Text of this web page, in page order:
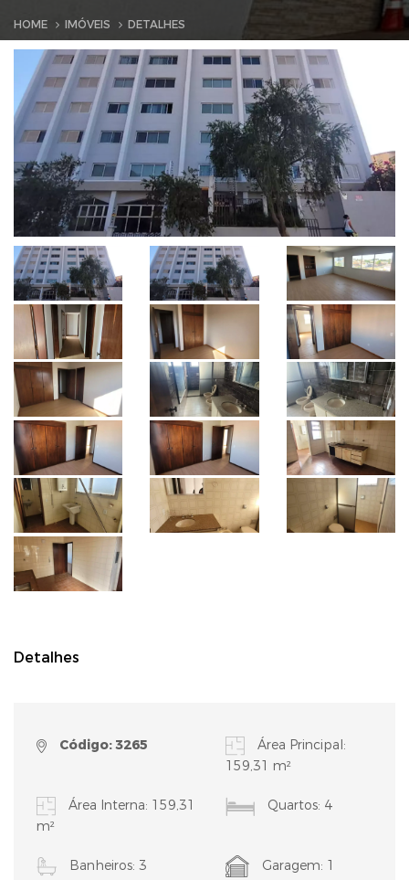
HOME IMÓVEIS DETALHES
Detalhes
Código: 3265
Área Principal:
159,31 m²
Área Interna: 159,31
m²
Quartos: 4
Banheiros: 3 Garagem: 1